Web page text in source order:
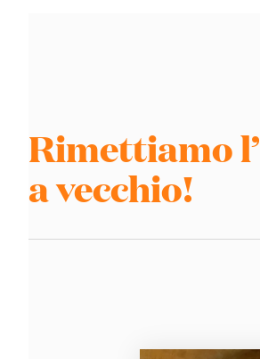
Rimettiamo
a vecchio!